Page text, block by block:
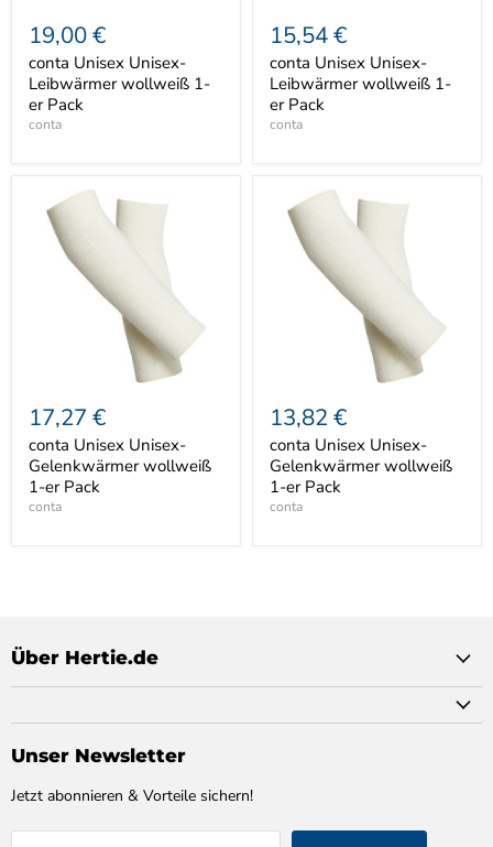
19,00 €
conta Unisex Unisex-
Leibwärmer wollweiß 1-
er Pack
conta
15,54 €
conta Unisex Unisex-
Leibwärmer wollweiß 1-
er Pack
conta
17,27 €
conta Unisex Unisex-
Gelenkwärmer wollweiß
1-er Pack
conta
13,82 €
conta Unisex Unisex-
Gelenkwärmer wollweiß
1-er Pack
conta
Über Hertie.de
Unser Newsletter
Jetzt abonnieren & Vorteile sichern!